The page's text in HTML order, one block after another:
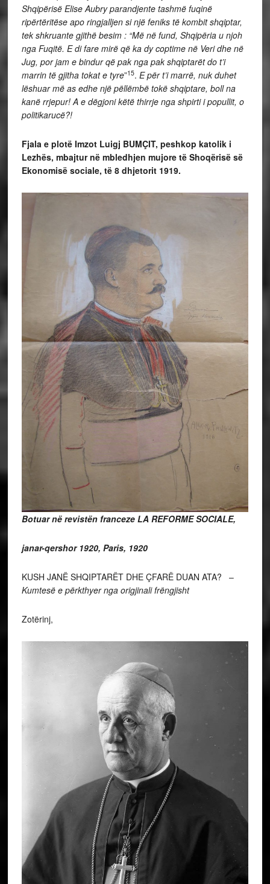
Shqipërisë Elise Aubry parandjente tashmë fuqinë
ripërtëritëse apo ringjalljen si një feniks të kombit shqiptar,
tek shkruante gjithë besim : “Më në fund, Shqipëria u njoh
nga Fuqitë. E di fare mirë që ka dy coptime në Veri dhe në
Jug, por jam e bindur që pak nga pak shqiptarët do t’i
marrin të gjitha tokat e tyre”15. E për t’i marrë, nuk duhet
lëshuar më as edhe një pëllëmbë tokë shqiptare, boll na
kanë rrjepur! A e dëgjoni këtë thirrje nga shpirti i popullit, o
politikarucë?!
Fjala e plotë Imzot Luigj BUMÇIT, peshkop katolik i
Lezhës, mbajtur në mbledhjen mujore të Shoqërisë së
Ekonomisë sociale, të 8 dhjetorit 1919.
Botuar në revistën franceze LA REFORME SOCIALE,
janar-qershor 1920, Paris, 1920
KUSH JANË SHQIPTARËT DHE ÇFARË DUAN ATA? –
Kumtesë e përkthyer nga origjinali frëngjisht
Zotërinj,